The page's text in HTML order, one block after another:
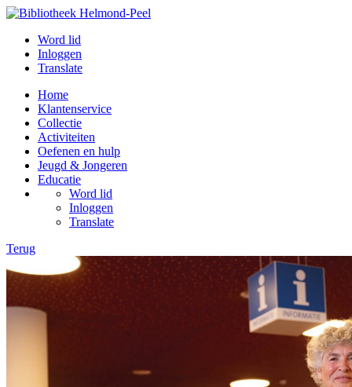
Word lid
Inloggen
Translate
Home
Klantenservice
Collectie
Activiteiten
Oefenen en hulp
Jeugd & Jongeren
Educatie
Word lid
Inloggen
Translate
Terug